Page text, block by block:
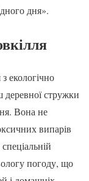
дня».
екологічно
деревної стружки
Вона не
випарів
погоду, що